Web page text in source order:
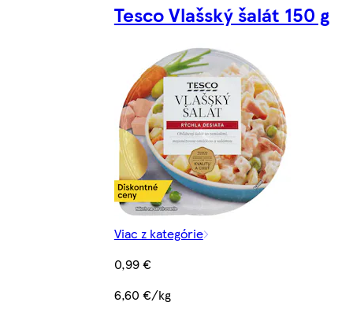
Tesco Vlašský šalát 150 g
Viac z kategórie
0,99 €
6,60 €/kg